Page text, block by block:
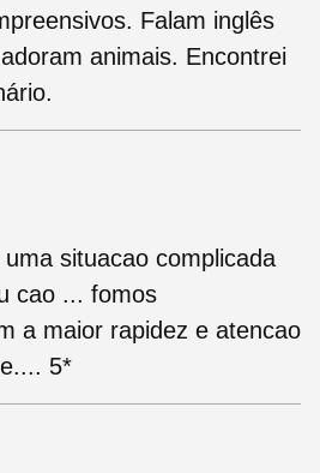
Falam inglês
animais. Encontrei
situacao complicada
cao ... fomos
a maior rapidez e atencao
5*